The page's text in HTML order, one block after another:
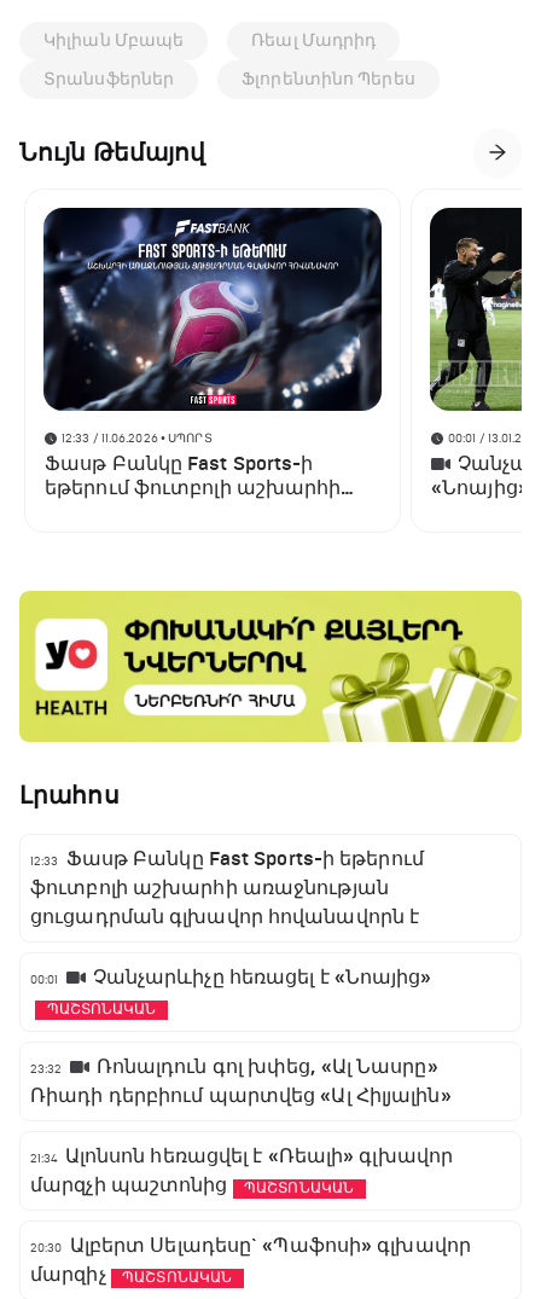
Կիլիան Մբապե
Ռեալ Մադրիդ
Տրանսֆերներ
Ֆլորենտինո Պերես
Նույն Թեմայով
12:33 / 11.06.2026• ՍՊՈՐՏ
Ֆասթ Բանկը Fast Sports-ի
եթերում ֆուտբոլի աշխարհի
00:01 /
«Նոայից»
Լրահոս
12:33
Ֆասթ Բանկը Fast Sports-ի եթերում
ֆուտբոլի աշխարհի առաջնության
ցուցադրման գլխավոր հովանավորն է
00:01 Չանչարևիչը հեռացել է «Նոայից»
ՊԱՇՏՈՆԱԿԱՆ
23:32
Ռոնալդուն գոլ խփեց, «Ալ Նասրը»
Ռիադի դերբիում պարտվեց «Ալ Հիլյալին»
21:34 Ալոնսոն հեռացվել է «Ռեալի» գլխավոր
մարզչի պաշտոնից
ՊԱՇՏՈՆԱԿԱՆ
20:30
Ալբերտ Սելադեսը` «Պաֆոսի» գլխավոր
մարզիչ
ՊԱՇՏՈՆԱԿԱՆ